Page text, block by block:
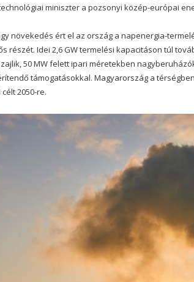
miniszter a pozsonyi közép-európai
növekedés ért el az ország a napenergia-
részét. Idei 2,6 GW termelési kapacitáson túl
50 MW felett ipari méretekben
támogatásokkal. Magyarország a
2050-re.